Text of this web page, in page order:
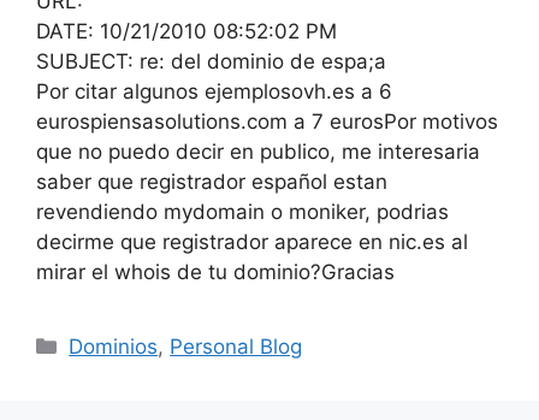
DATE: 10/21/2010 08:52:02 PM
SUBJECT: re: del dominio de espa;a
Por citar algunos ejemplosovh.es a 6
eurospiensasolutions.com a 7 eurosPor motivos
que no puedo decir en publico, me interesaria
saber que registrador español estan
revendiendo mydomain o moniker, podrias
decirme que registrador aparece en nic.es al
mirar el whois de tu dominio?Gracias
Categorías
Dominios, Personal Blog